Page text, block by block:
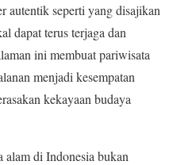
autentik seperti yang disajikan
dapat terus terjaga dan
ini membuat pariwisata
menjadi kesempatan
kekayaan budaya
alam di Indonesia bukan